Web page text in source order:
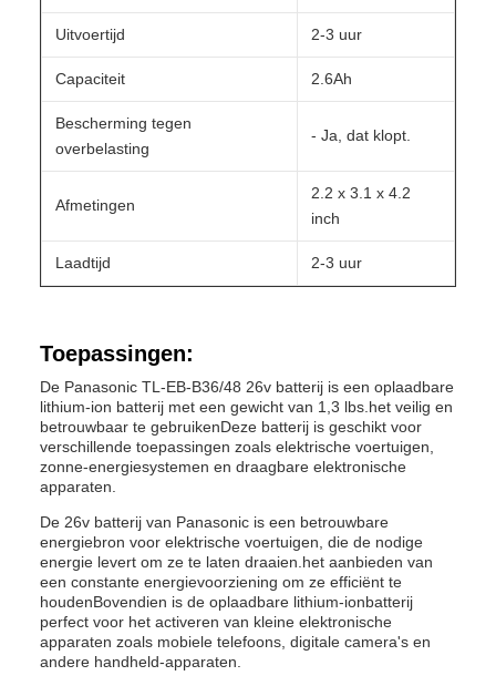
Uitvoertijd 2-3 uur
Capaciteit 2.6Ah
Bescherming tegen
overbelasting
- Ja, dat klopt.
Afmetingen
2.2 x 3.1 x 4.2
inch
Laadtijd 2-3 uur
Toepassingen:
De Panasonic TL-EB-B36/48 26v batterij is een oplaadbare
lithium-ion batterij met een gewicht van 1,3 lbs.het veilig en
betrouwbaar te gebruikenDeze batterij is geschikt voor
verschillende toepassingen zoals elektrische voertuigen,
zonne-energiesystemen en draagbare elektronische
apparaten.
De 26v batterij van Panasonic is een betrouwbare
energiebron voor elektrische voertuigen, die de nodige
energie levert om ze te laten draaien.het aanbieden van
een constante energievoorziening om ze efficiënt te
houdenBovendien is de oplaadbare lithium-ionbatterij
perfect voor het activeren van kleine elektronische
apparaten zoals mobiele telefoons, digitale camera's en
andere handheld-apparaten.